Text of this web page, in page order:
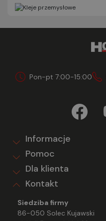
Pon-pt 7:00-15:00
Informacje
Pomoc
Dla klienta
Kontakt
Siedziba firmy
86-050 Solec Kujawski